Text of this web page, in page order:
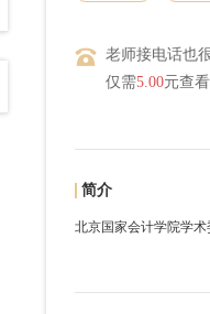
老师接电话也
仅需5.00元查
简介
北京国家会计学院学